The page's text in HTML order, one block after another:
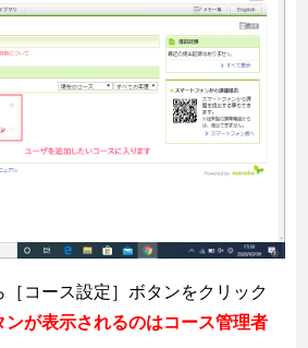
［コース設定］ボタンをクリック
ンが表示されるのはコース管理者